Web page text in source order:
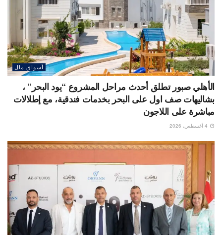
أسواق مال
الأهلي صبور تطلق أحدث مراحل المشروع “يود البحر” ،
بشاليهات صف اول على البحر بخدمات فندقية، مع إطلالات
مباشرة على اللاجون